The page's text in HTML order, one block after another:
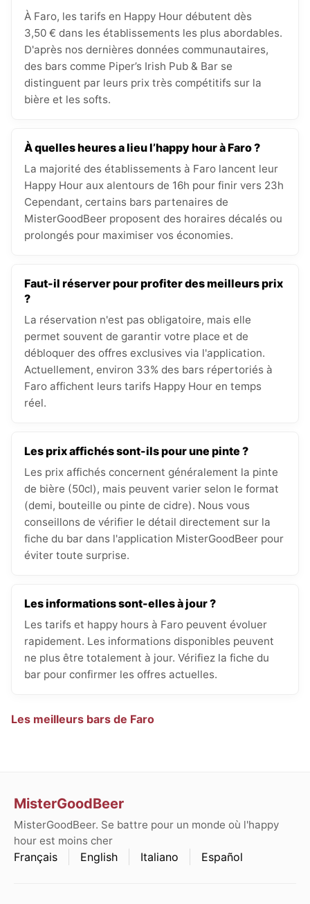
À Faro, les tarifs en Happy Hour débutent dès
3,50 € dans les établissements les plus abordables.
D'après nos dernières données communautaires,
des bars comme Piper’s Irish Pub & Bar se
distinguent par leurs prix très compétitifs sur la
bière et les softs.
À quelles heures a lieu l’happy hour à Faro ?
La majorité des établissements à Faro lancent leur
Happy Hour aux alentours de 16h pour finir vers 23h
Cependant, certains bars partenaires de
MisterGoodBeer proposent des horaires décalés ou
prolongés pour maximiser vos économies.
Faut-il réserver pour profiter des meilleurs prix
?
La réservation n'est pas obligatoire, mais elle
permet souvent de garantir votre place et de
débloquer des offres exclusives via l'application.
Actuellement, environ 33% des bars répertoriés à
Faro affichent leurs tarifs Happy Hour en temps
réel.
Les prix affichés sont-ils pour une pinte ?
Les prix affichés concernent généralement la pinte
de bière (50cl), mais peuvent varier selon le format
(demi, bouteille ou pinte de cidre). Nous vous
conseillons de vérifier le détail directement sur la
fiche du bar dans l'application MisterGoodBeer pour
éviter toute surprise.
Les informations sont-elles à jour ?
Les tarifs et happy hours à Faro peuvent évoluer
rapidement. Les informations disponibles peuvent
ne plus être totalement à jour. Vérifiez la fiche du
bar pour confirmer les offres actuelles.
Les meilleurs bars de Faro
MisterGoodBeer
MisterGoodBeer. Se battre pour un monde où l'happy
hour est moins cher
Français English Italiano Español